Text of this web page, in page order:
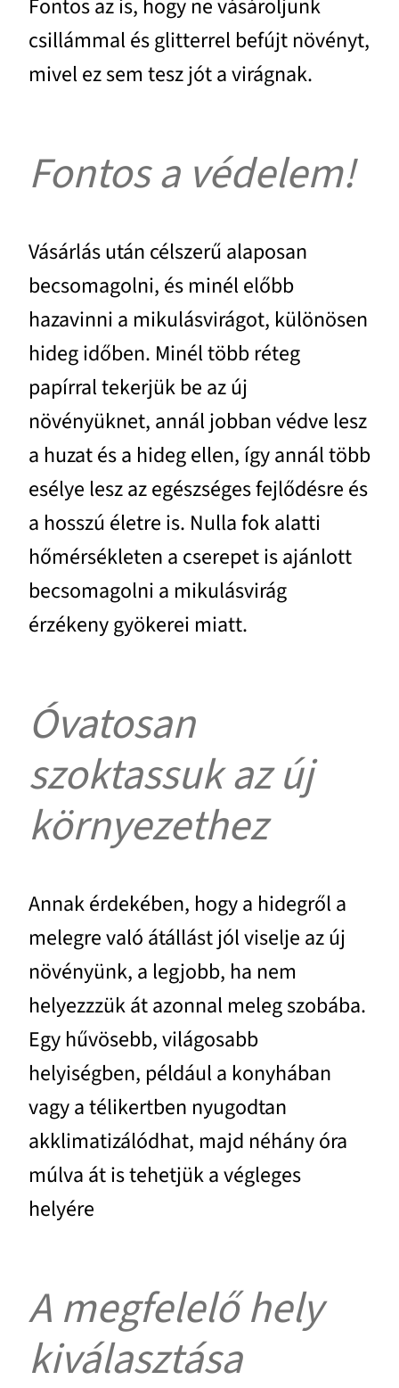
Fontos az is, hogy ne vásároljunk
csillámmal és glitterrel befújt növényt,
mivel ez sem tesz jót a virágnak.
Fontos a védelem!
Vásárlás után célszerű alaposan
becsomagolni, és minél előbb
hazavinni a mikulásvirágot, különösen
hideg időben. Minél több réteg
papírral tekerjük be az új
növényüknet, annál jobban védve lesz
a huzat és a hideg ellen, így annál több
esélye lesz az egészséges fejlődésre és
a hosszú életre is. Nulla fok alatti
hőmérsékleten a cserepet is ajánlott
becsomagolni a mikulásvirág
érzékeny gyökerei miatt.
Óvatosan
szoktassuk az új
környezethez
Annak érdekében, hogy a hidegről a
melegre való átállást jól viselje az új
növényünk, a legjobb, ha nem
helyezzzük át azonnal meleg szobába.
Egy hűvösebb, világosabb
helyiségben, például a konyhában
vagy a télikertben nyugodtan
akklimatizálódhat, majd néhány óra
múlva át is tehetjük a végleges
helyére
A megfelelő hely
kiválasztása